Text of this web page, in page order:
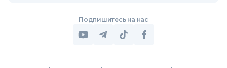
Подпишитесь на нас